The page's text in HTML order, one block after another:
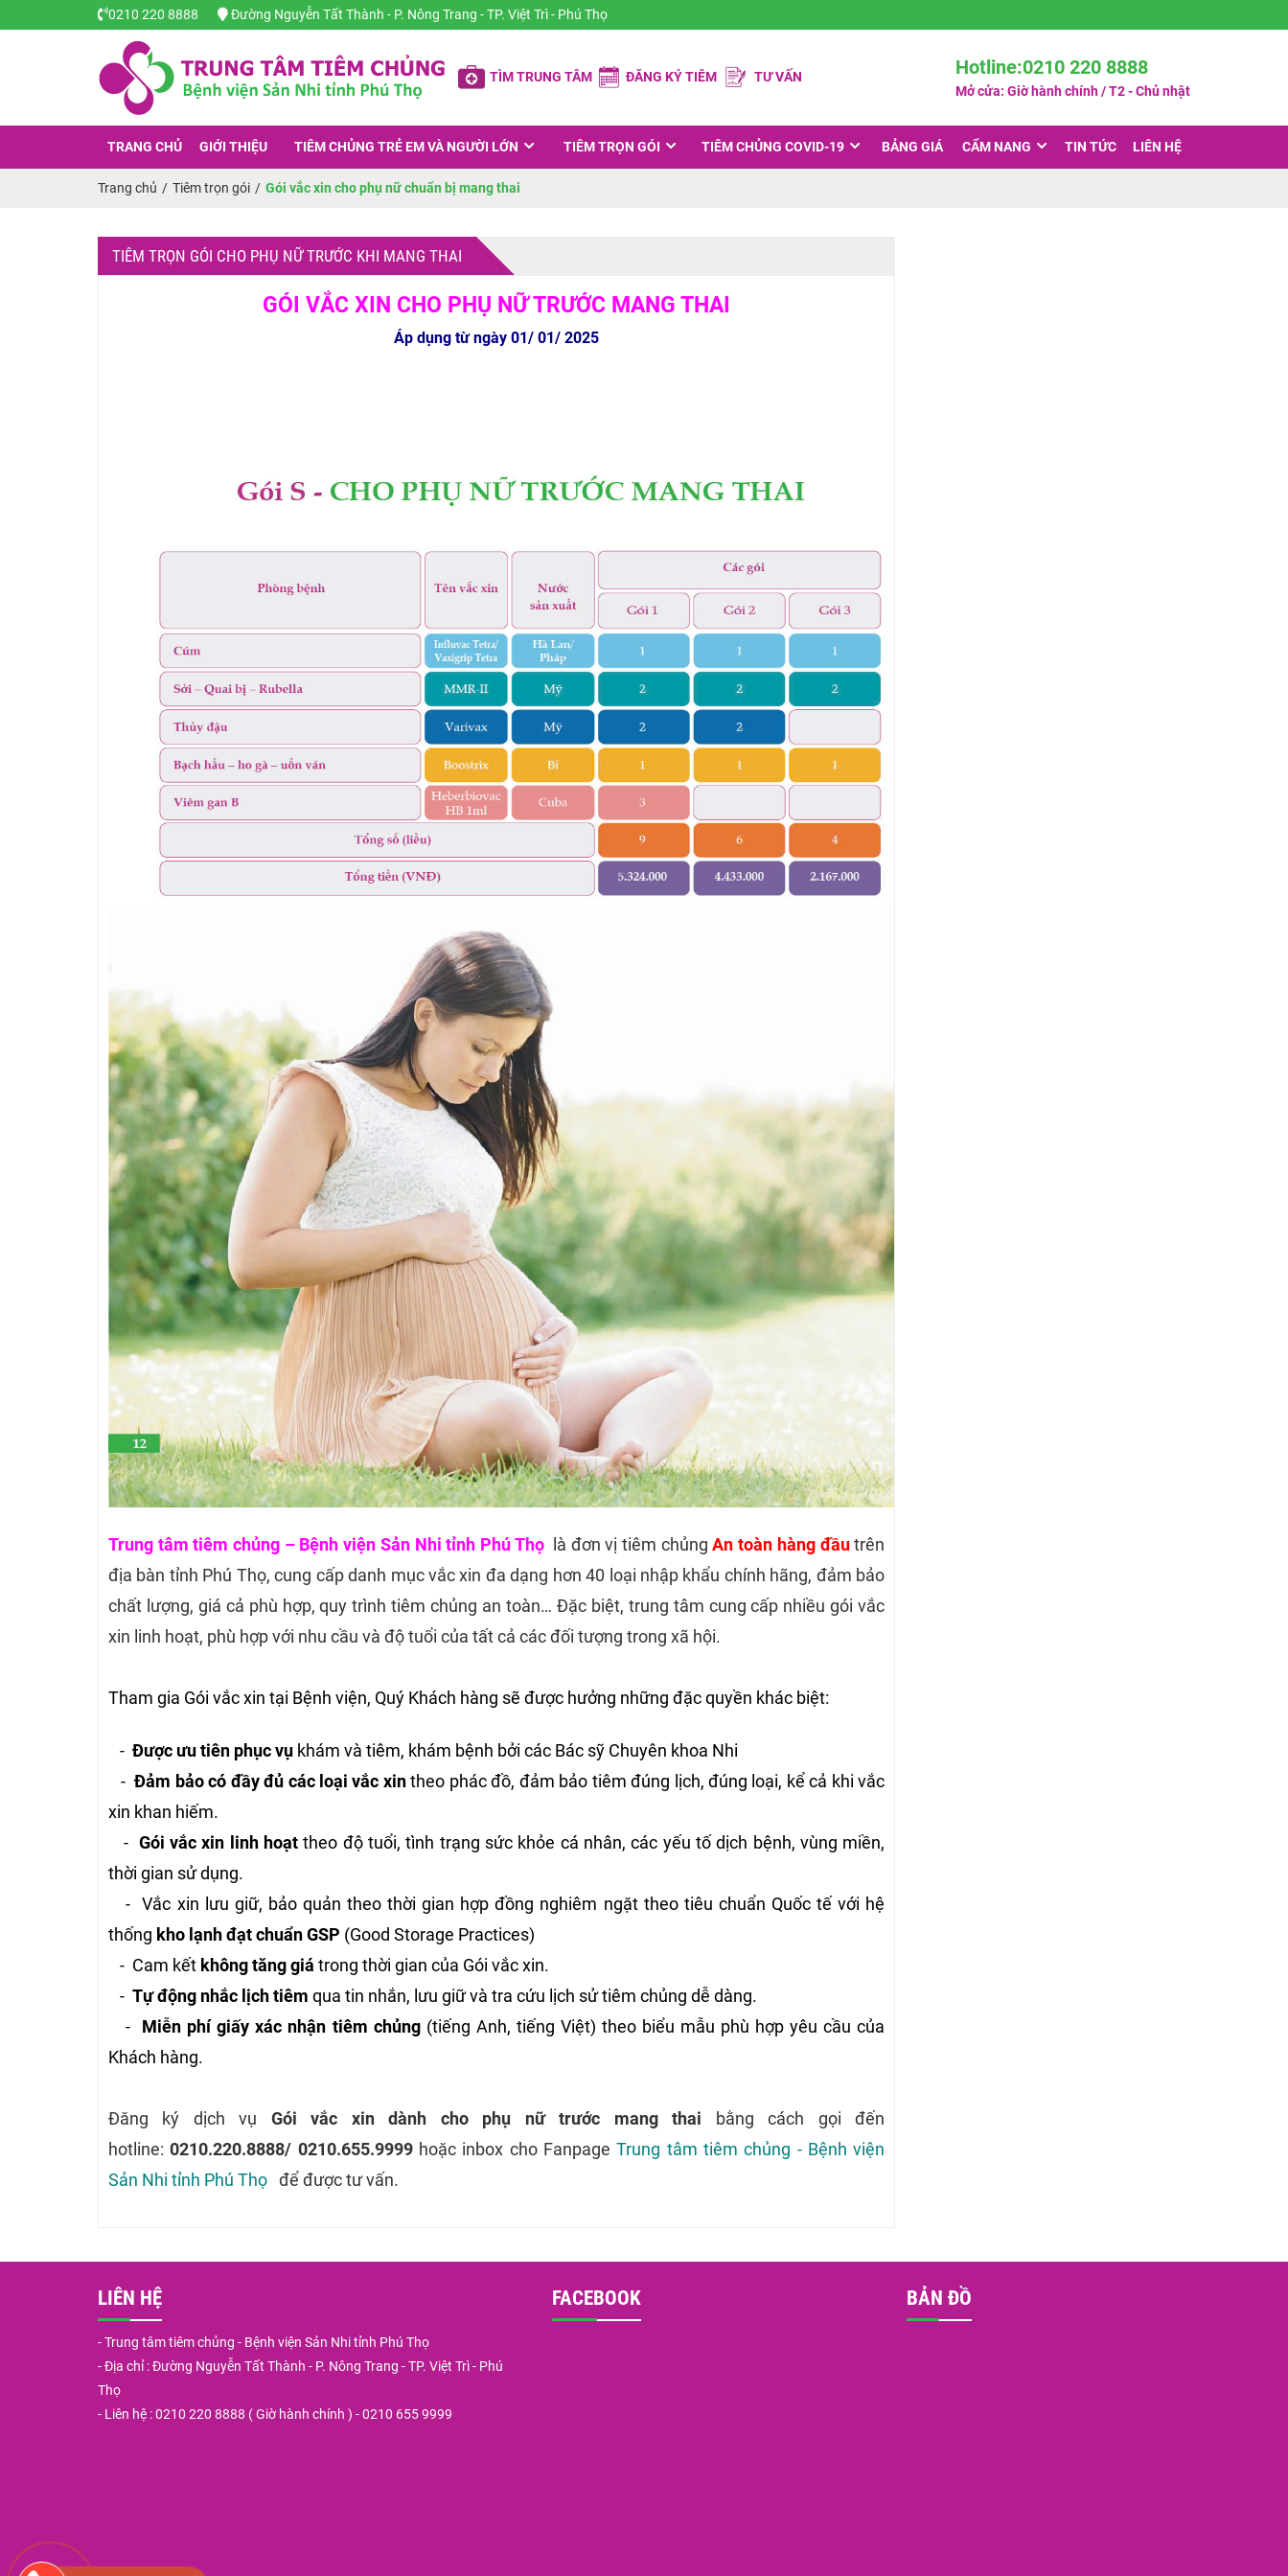
0210 220 8888 Đường Nguyễn Tất Thành - P. Nông Trang - TP. Việt Trì - Phú Thọ
TÌM TRUNG TÂM ĐĂNG KÝ TIÊM TƯ VẤN Hotline:0210 220 8888
Mở cửa: Giờ hành chính / T2 - Chủ nhật
TRANG CHỦ GIỚI THIỆU TIÊM CHỦNG TRẺ EM VÀ NGƯỜI LỚN TIÊM TRỌN GÓI TIÊM CHỦNG COVID-19 BẢNG GIÁ CẨM NANG TIN TỨC LIÊN HỆ
Trang chủ / Tiêm trọn gói / Gói vắc xin cho phụ nữ chuẩn bị mang thai
TIÊM TRỌN GÓI CHO PHỤ NỮ TRƯỚC KHI MANG THAI
GÓI VẮC XIN CHO PHỤ NỮ TRƯỚC MANG THAI
Áp dụng từ ngày 01/ 01/ 2025
Trung tâm tiêm chủng – Bệnh viện Sản Nhi tỉnh Phú Thọ là đơn vị tiêm chủngAn toàn hàng đầutrên
địa bàn tỉnh Phú Thọ, cung cấp danh mục vắc xin đa dạng hơn 40 loại nhập khẩu chính hãng, đảm bảo
chất lượng, giá cả phù hợp, quy trình tiêm chủng an toàn… Đặc biệt, trung tâm cung cấp nhiều gói vắc
xin linh hoạt, phù hợp với nhu cầu và độ tuổi của tất cả các đối tượng trong xã hội.
Tham gia Gói vắc xin tại Bệnh viện, Quý Khách hàng sẽ được hưởng những đặc quyền khác biệt:
-Được ưu tiên phục vụ khám và tiêm, khám bệnh bởi các Bác sỹ Chuyên khoa Nhi
-Đảm bảo có đầy đủ các loại vắc xintheo phác đồ, đảm bảo tiêm đúng lịch, đúng loại, kể cả khi vắc
xin khan hiếm.
- Gói vắc xin linh hoạttheo độ tuổi, tình trạng sức khỏe cá nhân, các yếu tố dịch bệnh, vùng miền,
thời gian sử dụng.
- Vắc xin lưu giữ, bảo quản theo thời gian hợp đồng nghiêm ngặt theo tiêu chuẩn Quốc tế với hệ
thống kho lạnh đạt chuẩn GSP (Good Storage Practices)
- Cam kết không tăng giá trong thời gian của Gói vắc xin.
- Tự động nhắc lịch tiêm qua tin nhắn, lưu giữ và tra cứu lịch sử tiêm chủng dễ dàng.
- Miễn phí giấy xác nhận tiêm chủng(tiếng Anh, tiếng Việt) theo biểu mẫu phù hợp yêu cầu của
Khách hàng.
Đăng ký dịch vụ Gói vắc xin dành cho phụ nữ trước mang thai bằng cách gọi đến
hotline:0210.220.8888/ 0210.655.9999hoặc inbox cho FanpageTrung tâm tiêm chủng - Bệnh viện
Sản Nhi tỉnh Phú Thọ để được tư vấn.
LIÊN HỆ
- Trung tâm tiêm chủng - Bệnh viện Sản Nhi tỉnh Phú Thọ
- Địa chỉ : Đường Nguyễn Tất Thành - P. Nông Trang - TP. Việt Trì - Phú
Thọ
- Liên hệ : 0210 220 8888 ( Giờ hành chính ) - 0210 655 9999
FACEBOOK BẢN ĐỒ